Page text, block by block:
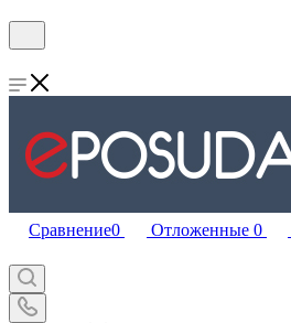
Сравнение0 Отложенные 0